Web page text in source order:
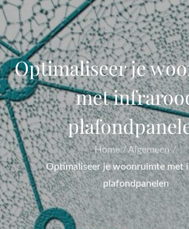
Optimaliseer je
met
Home
Algemeen
Optimaliseer je woonruimte met
plafondpanelen